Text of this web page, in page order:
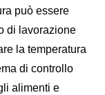
può essere
di lavorazione
la temperatura
di controllo
alimenti e